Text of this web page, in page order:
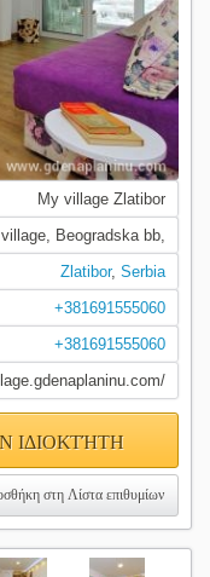
My village Zlatibor
Beogradska bb,
Zlatibor, Serbia
+381691555060
+381691555060
ΙΔΙΟΚΤΉΤΗ
στη Λίστα επιθυμίων